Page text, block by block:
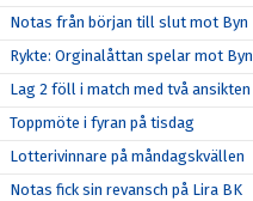
Notas från början till slut mot Byn
Rykte: Orginalåttan spelar mot Byn
Lag 2 föll i match med två ansikten
Toppmöte i fyran på tisdag
Lotterivinnare på måndagskvällen
Notas fick sin revansch på Lira BK